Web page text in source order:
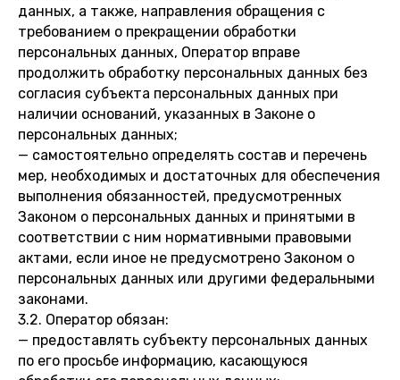
данных, а также, направления обращения с
требованием о прекращении обработки
персональных данных, Оператор вправе
продолжить обработку персональных данных без
согласия субъекта персональных данных при
наличии оснований, указанных в Законе о
персональных данных;
— самостоятельно определять состав и перечень
мер, необходимых и достаточных для обеспечения
выполнения обязанностей, предусмотренных
Законом о персональных данных и принятыми в
соответствии с ним нормативными правовыми
актами, если иное не предусмотрено Законом о
персональных данных или другими федеральными
законами.
3.2. Оператор обязан:
— предоставлять субъекту персональных данных
по его просьбе информацию, касающуюся